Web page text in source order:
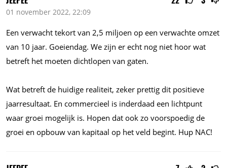
01 november 2022, 22:09
Een verwacht tekort van 2,5 miljoen op een verwachte omzet
van 10 jaar. Goeiendag. We zijn er echt nog niet hoor wat
betreft het moeten dichtlopen van gaten.
Wat betreft de huidige realiteit, zeker prettig dit positieve
jaarresultaat. En commercieel is inderdaad een lichtpunt
waar groei mogelijk is. Hopen dat ook zo voorspoedig de
groei en opbouw van kapitaal op het veld begint. Hup NAC!